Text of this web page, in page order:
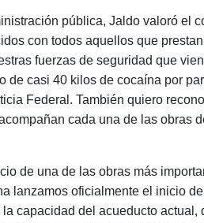
pública, Jaldo valoró el
con todos aquellos que
fuerzas de seguridad que
de casi 40 kilos de cocaína por
Federal. También quiero
cada una de las obras
de una de las obras más
lanzamos oficialmente el inicio
capacidad del acueducto